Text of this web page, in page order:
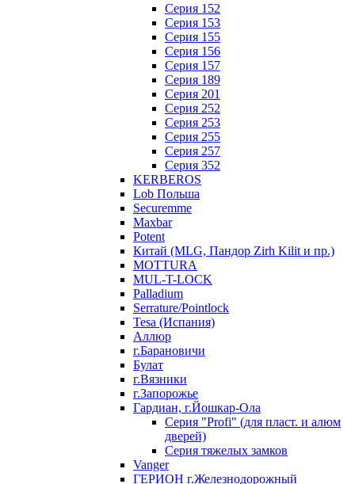
Серия 152
Серия 153
Серия 155
Серия 156
Серия 157
Серия 189
Серия 201
Серия 252
Серия 253
Серия 255
Серия 257
Серия 352
KERBEROS
Lob Польша
Securemme
Maxbar
Potent
Китай (MLG, Пандор Zirh Kilit и пр.)
MOTTURA
MUL-T-LOCK
Palladium
Serrature/Pointlock
Tesa (Испания)
Аллюр
г.Барановичи
Булат
г.Вязники
г.Запорожье
Гардиан, г.Йошкар-Ола
Серия "Profi" (для пласт. и алюм
дверей)
Серия тяжелых замков
Vanger
ГЕРИОН г.Железнодорожный